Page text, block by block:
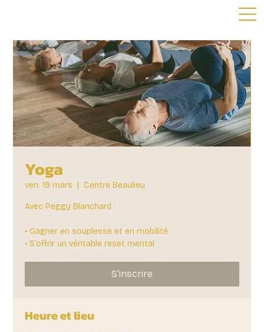
Yoga
ven. 19 mars
  |
Centre Beaulieu
Avec Peggy Blanchard :
• Gagner en souplesse et en mobilité
• S’offrir un véritable reset mental
S'inscrire
Heure et lieu